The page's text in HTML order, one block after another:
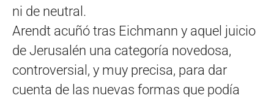
ni de neutral.
Arendt acuñó tras Eichmann y aquel juicio
de Jerusalén una categoría novedosa,
controversial, y muy precisa, para dar
cuenta de las nuevas formas que podía